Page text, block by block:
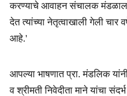
करण्याचे आवाहन संचालक
देत त्यांच्या नेतृत्वाखाली गेली चार
आहे.'
आपल्या भाषणात प्रा. मंडलिक
व श्रीमती निवेदीता माने यांचा